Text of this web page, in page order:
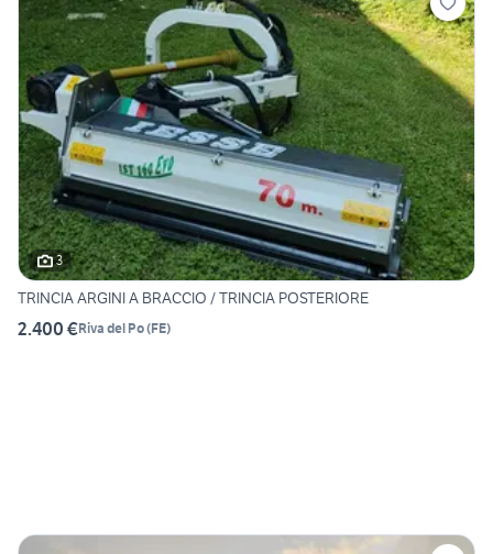
3
TRINCIA ARGINI A BRACCIO / TRINCIA POSTERIORE
2.400 €Riva del Po(FE)